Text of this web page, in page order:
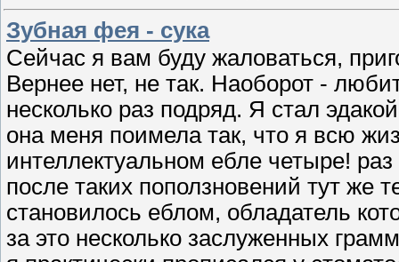
Зубная фея - сука
Сейчас я вам буду жаловаться,
Вернее нет, не так. Наоборот -
несколько раз подряд. Я стал
она меня поимела так, что я всю
интеллектуальном ебле четыре!
после таких поползновений тут же
становилось еблом, обладатель
за это несколько заслуженных